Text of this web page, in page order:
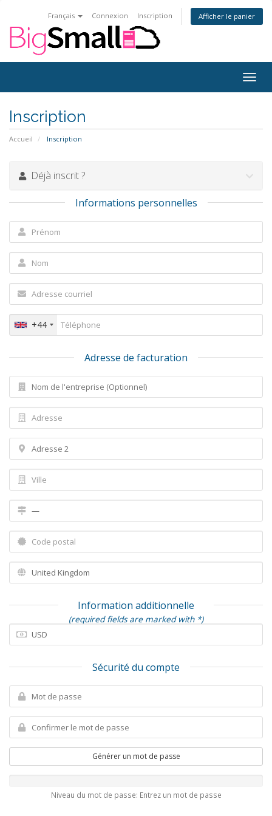
Français Connexion Inscription Afficher le panier
la
Inscription
Accueil Inscription
Déjà inscrit ?
Informations personnelles
+44
Adresse de facturation
Information additionnelle
(required fields are marked with *)
Sécurité du compte
Générer un mot de passe
Niveau du mot de passe: Entrez un mot de passe